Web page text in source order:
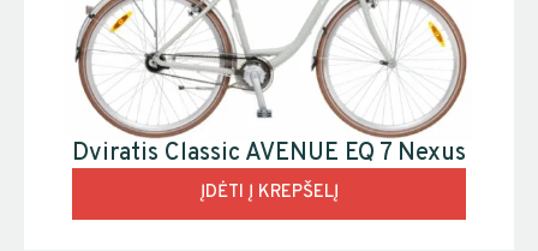
Dviratis Classic AVENUE EQ 7 Nexus
ĮDĖTI Į KREPŠELĮ